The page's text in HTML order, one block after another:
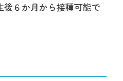
後６か月から接種可能で